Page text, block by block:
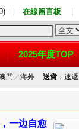
在線留言板
2025年度TOP
門 ／海外 送貨：速遞
一边自愈